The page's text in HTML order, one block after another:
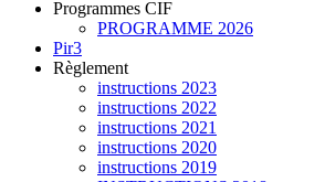
Programmes CIF
PROGRAMME 2026
Pir3
Règlement
instructions 2023
instructions 2022
instructions 2021
instructions 2020
instructions 2019